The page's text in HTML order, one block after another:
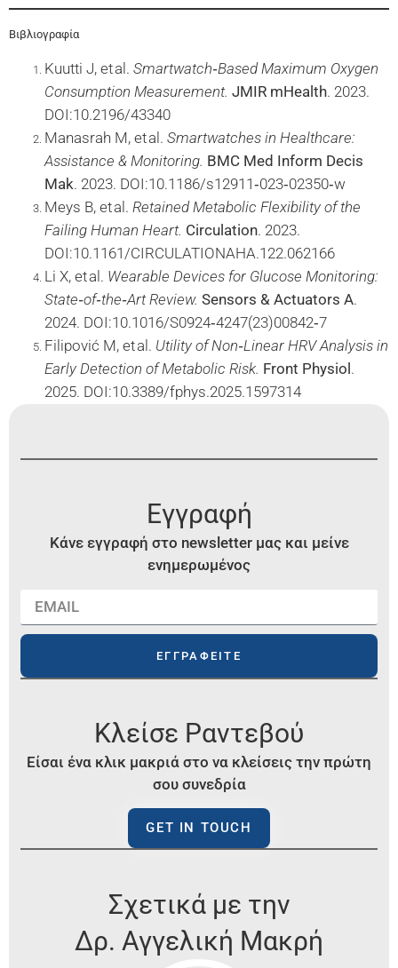
Βιβλιογραφία
Kuutti J, et al. Smartwatch‑Based Maximum Oxygen
Consumption Measurement. JMIR mHealth. 2023.
DOI:10.2196/43340
Manasrah M, et al. Smartwatches in Healthcare:
Assistance & Monitoring. BMC Med Inform Decis
Mak. 2023. DOI:10.1186/s12911‑023‑02350‑w
Meys B, et al. Retained Metabolic Flexibility of the
Failing Human Heart. Circulation. 2023.
DOI:10.1161/CIRCULATIONAHA.122.062166
Li X, et al. Wearable Devices for Glucose Monitoring:
State‑of‑the‑Art Review. Sensors & Actuators A.
2024. DOI:10.1016/S0924‑4247(23)00842‑7
Filipović M, et al. Utility of Non‑Linear HRV Analysis in
Early Detection of Metabolic Risk. Front Physiol .
2025. DOI:10.3389/fphys.2025.1597314
Εγγραφή
Κάνε εγγραφή στο newsletter μας και μείνε
ενημερωμένος
ΕΓΓΡΑΦΕΙΤΕ
Κλείσε Ραντεβού
Είσαι ένα κλικ μακριά στο να κλείσεις την πρώτη
σου συνεδρία
GET IN TOUCH
Σχετικά με την
Δρ. Αγγελική Μακρή